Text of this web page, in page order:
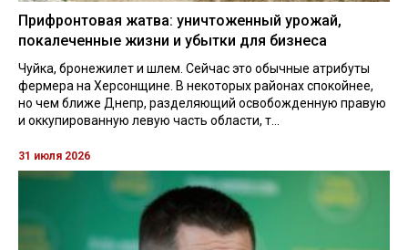
Прифронтовая жатва: уничтоженный урожай,
покалеченные жизни и убытки для бизнеса
Чуйка, бронежилет и шлем. Сейчас это обычные атрибуты
фермера на Херсонщине. В некоторых районах спокойнее,
но чем ближе Днепр, разделяющий освобожденную правую
и оккупированную левую часть области, т...
31 июля 2026